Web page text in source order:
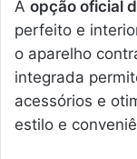
A opção oficial
perfeito e
o aparelho
integrada
acessórios e
estilo e